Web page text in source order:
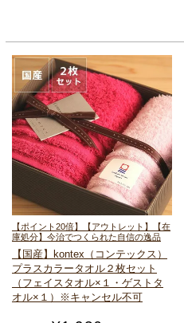
【ポイント20倍】【アウトレット】【在
庫処分】今治でつくられた自信の逸品
【国産】kontex（コンテックス）
プラスカラータオル２枚セット
（フェイスタオル×１・ゲストタ
オル×１）※キャンセル不可